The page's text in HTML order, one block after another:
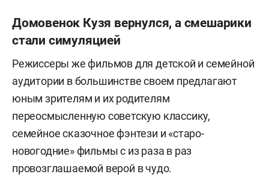
Домовенок Кузя вернулся, а смешарики
стали симуляцией
Режиссеры же фильмов для детской и семейной
аудитории в большинстве своем предлагают
юным зрителям и их родителям
переосмысленную советскую классику,
семейное сказочное фэнтези и «старо-
новогодние» фильмы с из раза в раз
провозглашаемой верой в чудо.